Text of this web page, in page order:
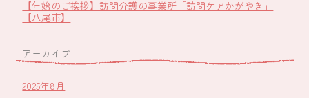
【年始のご挨拶】訪問介護の事業所「訪問ケアかがやき」
【八尾市】
アーカイブ
2025年8月